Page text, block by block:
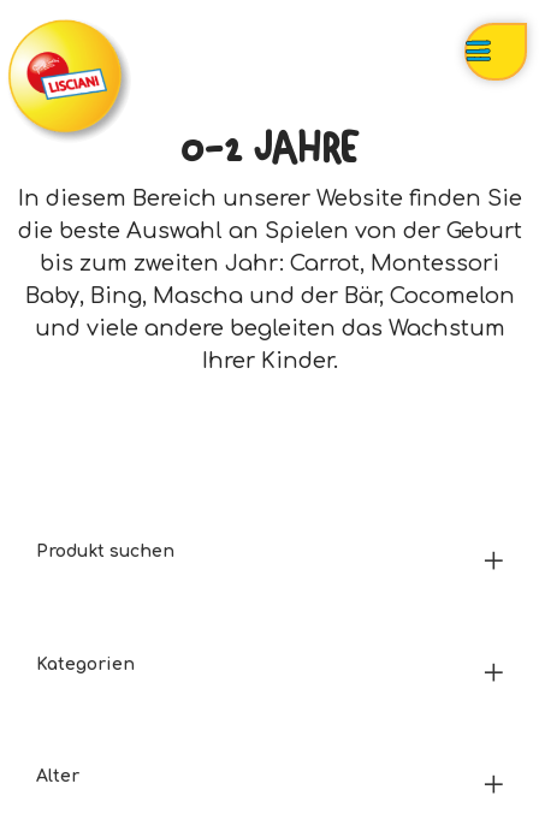
0-2 JAHRE
In diesem Bereich unserer Website finden Sie
die beste Auswahl an Spielen von der Geburt
bis zum zweiten Jahr: Carrot, Montessori
Baby, Bing, Mascha und der Bär, Cocomelon
und viele andere begleiten das Wachstum
Ihrer Kinder.
Produkt suchen
Kategorien
Alter